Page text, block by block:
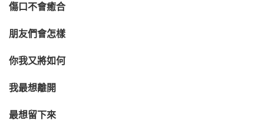
傷口不會癒合
朋友們會怎樣
你我又將如何
我最想離開
最想留下來